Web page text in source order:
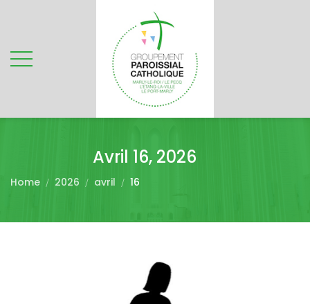
Avril 16, 2026
Home 2026 avril 16